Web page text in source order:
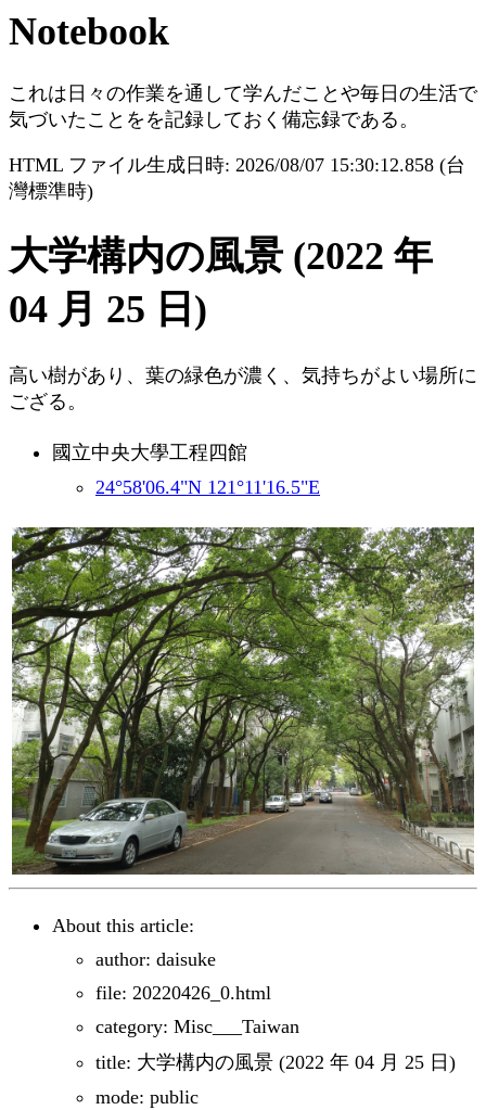
Notebook
これは日々の作業を通して学んだことや毎日の生活で
気づいたことをを記録しておく備忘録である。
HTML ファイル生成日時: 2026/08/07 15:30:12.858 (台
灣標準時)
大学構内の風景 (2022 年
04 月 25 日)
高い樹があり、葉の緑色が濃く、気持ちがよい場所に
ござる。
國立中央大學工程四館
24°58'06.4"N 121°11'16.5"E
About this article:
author: daisuke
file: 20220426_0.html
category: Misc___Taiwan
title: 大学構内の風景 (2022 年 04 月 25 日)
mode: public